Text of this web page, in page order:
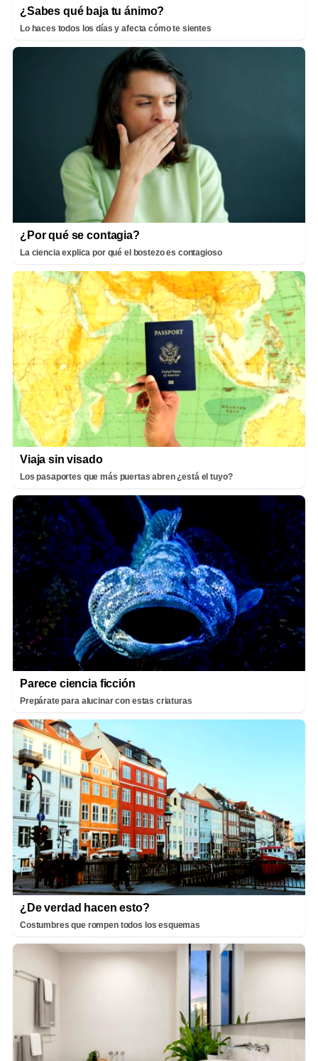
¿Sabes qué baja tu ánimo?
Lo haces todos los días y afecta cómo te sientes
¿Por qué se contagia?
La ciencia explica por qué el bostezo es contagioso
Viaja sin visado
Los pasaportes que más puertas abren ¿está el tuyo?
Parece ciencia ficción
Prepárate para alucinar con estas criaturas
¿De verdad hacen esto?
Costumbres que rompen todos los esquemas